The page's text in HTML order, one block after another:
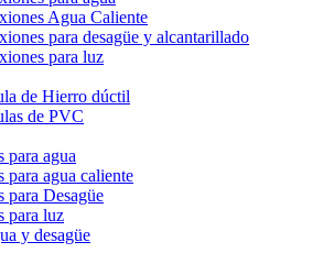
Agua Caliente
para desagüe y alcantarillado
para luz
de Hierro dúctil
de PVC
para agua
para agua caliente
para Desagüe
para luz
y desagüe